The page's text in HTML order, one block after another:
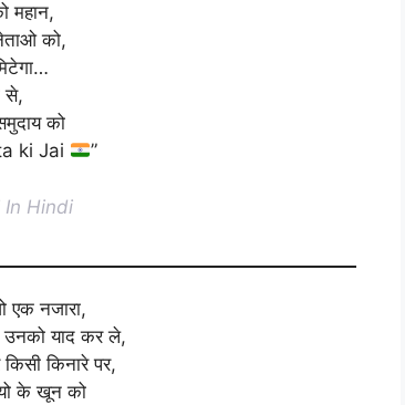
महान,
को,
से,
को
ki Jai ”
In Hindi
एक नजारा,
उनको याद कर ले,
किनारे पर,
के खून को